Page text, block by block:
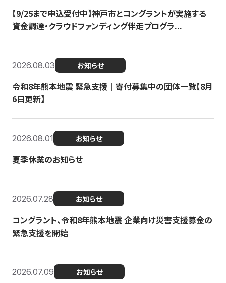
【9/25まで申込受付中】神戸市とコングラントが実施する
資金調達・クラウドファンディング伴走プログラ...
2026.08.03 お知らせ
令和8年熊本地震 緊急支援｜寄付募集中の団体一覧【8月
6日更新】
2026.08.01 お知らせ
夏季休業のお知らせ
2026.07.28 お知らせ
コングラント、令和8年熊本地震 企業向け災害支援募金の
緊急支援を開始
2026.07.09 お知らせ